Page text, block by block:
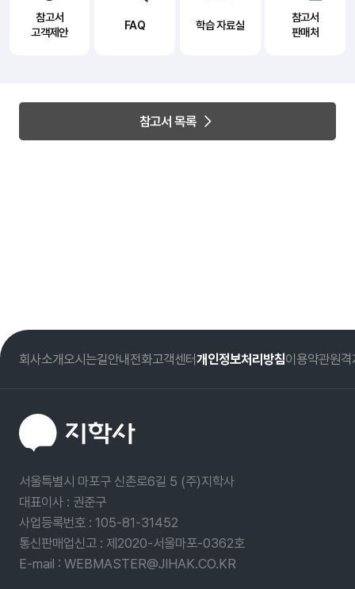
참고서
고객제안
FAQ 학습 자료실
참고서
판매처
참고서 목록
회사소개오시는길안내전화고객센터개인정보처리방침이용약관원격
서울특별시 마포구 신촌로6길 5 (주)지학사
대표이사 : 권준구
사업등록번호 : 105-81-31452
통신판매업신고 : 제2020-서울마포-0362호
E-mail : WEBMASTER@JIHAK.CO.KR